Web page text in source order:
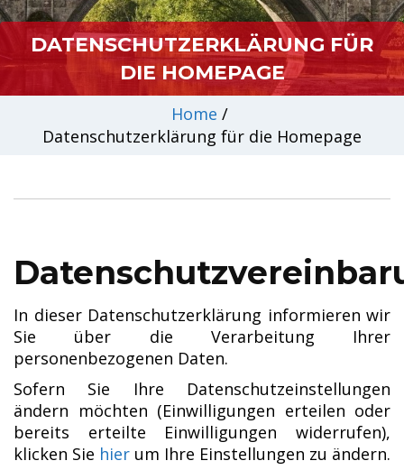
DATENSCHUTZERKLÄRUNG FÜR
DIE HOMEPAGE
Home /
Datenschutzerklärung für die Homepage
In dieser Datenschutzerklärung informieren wir
Sie über die Verarbeitung Ihrer
personenbezogenen Daten.
Sofern Sie Ihre Datenschutzeinstellungen
ändern möchten (Einwilligungen erteilen oder
bereits erteilte Einwilligungen widerrufen),
klicken Sie hier um Ihre Einstellungen zu ändern.